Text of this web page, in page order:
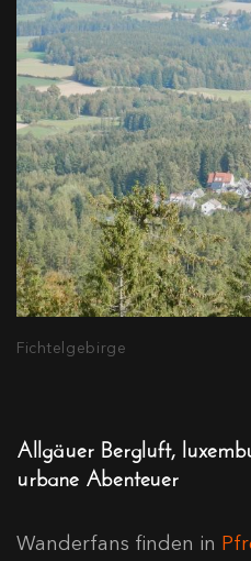
Fichtelgebirge
Allgäuer Bergluft,
urbane Abenteuer
Wanderfans finden in